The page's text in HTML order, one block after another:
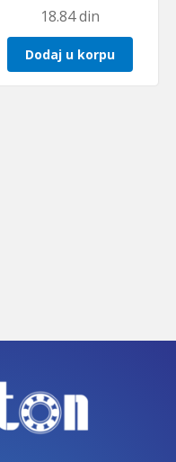
18.84din
Dodaj u korpu